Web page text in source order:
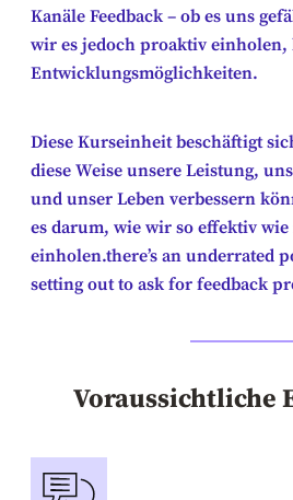
Kanäle Feedback – ob es uns
wir es jedoch proaktiv einholen,
Entwicklungsmöglichkeiten.
Diese Kurseinheit beschäftigt
diese Weise unsere Leistung,
und unser Leben verbessern
es darum, wie wir so effektiv wie
einholen.there’s an underrated
setting out to ask for feedback
Voraussichtliche